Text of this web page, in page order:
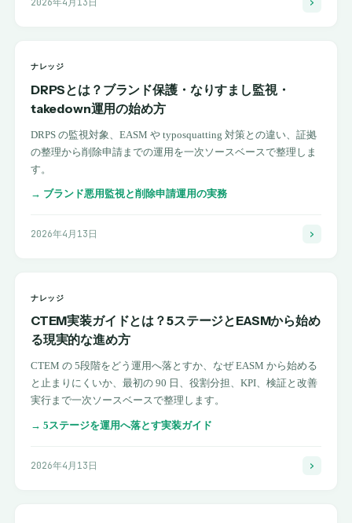
ナレッジ
DRPSとは？ブランド保護・なりすまし監視・
takedown運用の始め方
DRPS の監視対象、EASM や typosquatting 対策との違い、証拠
の整理から削除申請までの運用を一次ソースベースで整理しま
す。
→ ブランド悪用監視と削除申請運用の実務
2026年4月13日
ナレッジ
CTEM実装ガイドとは？5ステージとEASMから始め
る現実的な進め方
CTEM の 5段階をどう運用へ落とすか、なぜ EASM から始める
と止まりにくいか、最初の 90 日、役割分担、KPI、検証と改善
実行まで一次ソースベースで整理します。
→ 5ステージを運用へ落とす実装ガイド
2026年4月13日